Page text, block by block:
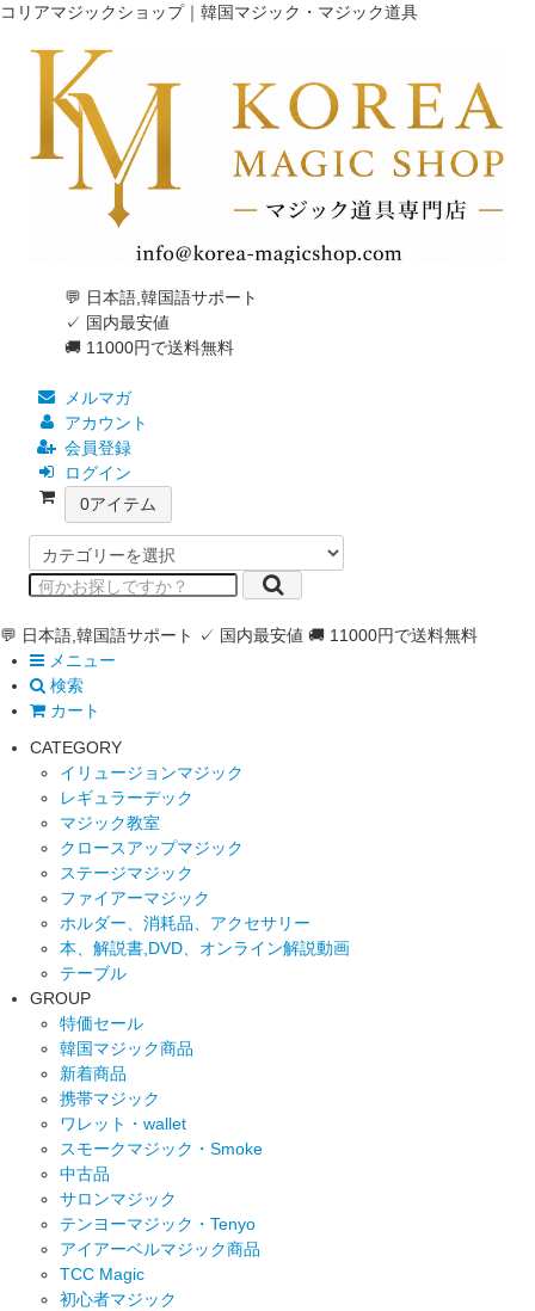
コリアマジックショップ｜韓国マジック・マジック道具
💬 日本語,韓国語サポート
✓ 国内最安値
🚚 11000円で送料無料
メルマガ
アカウント
会員登録
ログイン
0アイテム
💬 日本語,韓国語サポート ✓ 国内最安値 🚚 11000円で送料無料
メニュー
検索
カート
CATEGORY
イリュージョンマジック
レギュラーデック
マジック教室
クロースアップマジック
ステージマジック
ファイアーマジック
ホルダー、消耗品、アクセサリー
本、解説書,DVD、オンライン解説動画
テーブル
GROUP
特価セール
韓国マジック商品
新着商品
携帯マジック
ワレット・wallet
スモークマジック・Smoke
中古品
サロンマジック
テンヨーマジック・Tenyo
アイアーベルマジック商品
TCC Magic
初心者マジック